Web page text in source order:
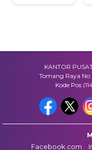
KANTOR
Tomang Raya
Kode Pos
Facebook.com